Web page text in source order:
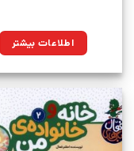
اطلاعات بیشتر